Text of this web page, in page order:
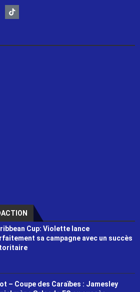
Cup: Violette lance
sa campagne avec un succès
– Coupe des Caraïbes : Jamesley